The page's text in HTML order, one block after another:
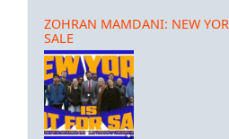
ZOHRAN MAMDANI: NEW
SALE